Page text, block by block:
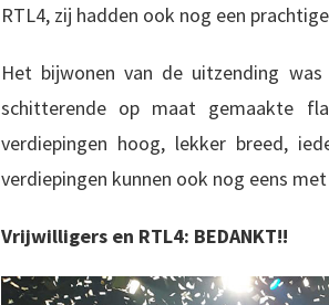
RTL4, zij hadden ook nog een
Het bijwonen van de uitzending
schitterende op maat gemaakte
verdiepingen hoog, lekker breed,
verdiepingen kunnen ook nog eens
Vrijwilligers en RTL4: BEDANKT!!